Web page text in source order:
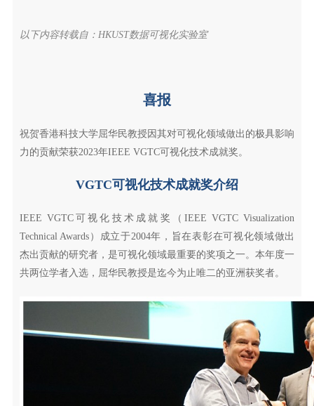
以下内容转载自：HKUST数据可视化实验室
喜报
祝贺香港科技大学屈华民教授因其对可视化领域做出的极具影响
力的贡献荣获2023年IEEE VGTC可视化技术成就奖。
VGTC可视化技术成就奖介绍
IEEE VGTC可视化技术成就奖（IEEE VGTC Visualization
Technical Awards）成立于2004年，旨在表彰在可视化领域做出
杰出贡献的研究者，是可视化领域最重要的奖项之一。本年度一
共两位学者入选，屈华民教授是迄今为止唯二的亚洲获奖者。